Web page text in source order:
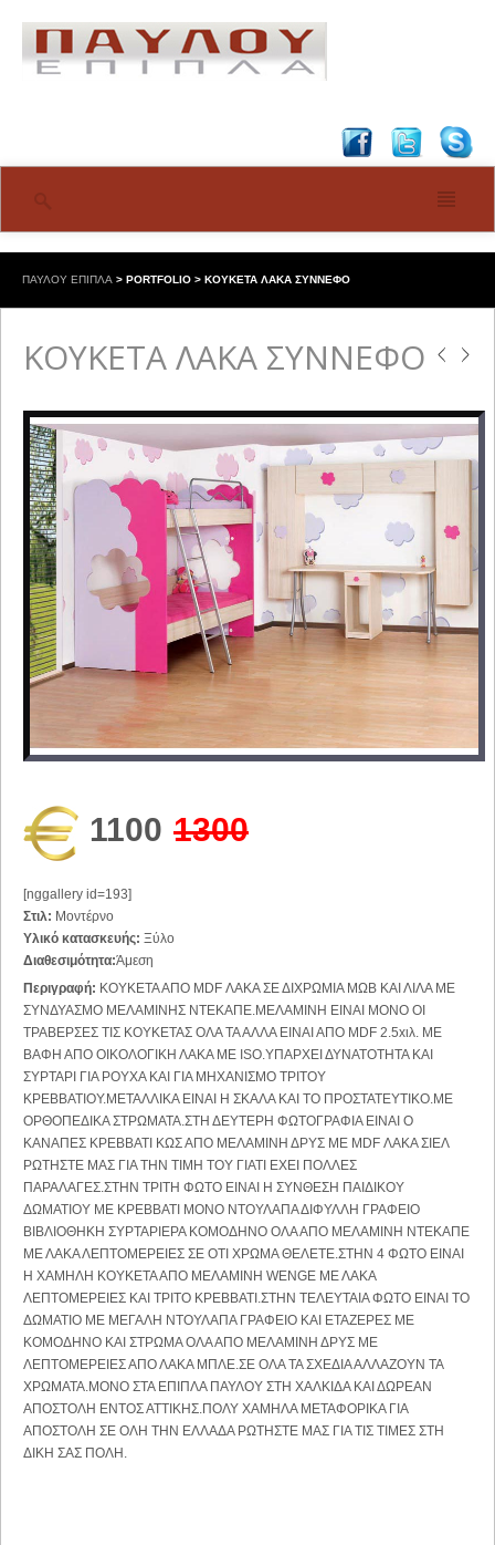
ΠΑΥΛΟΥ ΕΠΙΠΛΑ > PORTFOLIO > ΚΟΥΚΕΤΑ ΛΑΚΑ ΣΥΝΝΕΦΟ
ΚΟΥΚΕΤΑ ΛΑΚΑ ΣΥΝΝΕΦΟ
1100 1300
[nggallery id=193]
Στιλ: Μοντέρνο
Υλικό κατασκευής: Ξύλο
Διαθεσιμότητα:Άμεση
Περιγραφή: ΚΟΥΚΕΤΑ ΑΠΟ MDF ΛΑΚΑ ΣΕ ΔΙΧΡΩΜΙΑ ΜΩΒ ΚΑΙ ΛΙΛΑ ΜΕ
ΣΥΝΔΥΑΣΜΟ ΜΕΛΑΜΙΝΗΣ ΝΤΕΚΑΠΕ.ΜΕΛΑΜΙΝΗ ΕΙΝΑΙ ΜΟΝΟ ΟΙ
ΤΡΑΒΕΡΣΕΣ ΤΙΣ ΚΟΥΚΕΤΑΣ ΟΛΑ ΤΑ ΑΛΛΑ ΕΙΝΑΙ ΑΠΟ MDF 2.5xιλ. ΜΕ
ΒΑΦΗ ΑΠΟ ΟΙΚΟΛΟΓΙΚΗ ΛΑΚΑ ΜΕ ISO.ΥΠΑΡΧΕΙ ΔΥΝΑΤΟΤΗΤΑ ΚΑΙ
ΣΥΡΤΑΡΙ ΓΙΑ ΡΟΥΧΑ ΚΑΙ ΓΙΑ ΜΗΧΑΝΙΣΜΟ ΤΡΙΤΟΥ
ΚΡΕΒΒΑΤΙΟΥ.ΜΕΤΑΛΛΙΚΑ EINAI H ΣΚΑΛΑ ΚΑΙ TO ΠΡΟΣΤΑΤΕΥΤΙΚΟ.ME
ΟΡΘΟΠΕΔΙΚΑ ΣΤΡΩΜΑΤΑ.ΣΤΗ ΔΕΥΤΕΡΗ ΦΩΤΟΓΡΑΦΙΑ ΕΙΝΑΙ Ο
ΚΑΝΑΠΕΣ ΚΡΕΒΒΑΤΙ ΚΩΣ ΑΠΟ ΜΕΛΑΜΙΝΗ ΔΡΥΣ ΜΕ MDF ΛΑΚΑ ΣΙΕΛ
ΡΩΤΗΣΤΕ ΜΑΣ ΓΙΑ ΤΗΝ ΤΙΜΗ ΤΟΥ ΓΙΑΤΙ ΕΧΕΙ ΠΟΛΛΕΣ
ΠΑΡΑΛΑΓΕΣ.ΣΤΗΝ ΤΡΙΤΗ ΦΩΤΟ ΕΙΝΑΙ Η ΣΥΝΘΕΣΗ ΠΑΙΔΙΚΟΥ
ΔΩΜΑΤΙΟΥ ΜΕ ΚΡΕΒΒΑΤΙ ΜΟΝΟ ΝΤΟΥΛΑΠΑ ΔΙΦΥΛΛΗ ΓΡΑΦΕΙΟ
ΒΙΒΛΙΟΘΗΚΗ ΣΥΡΤΑΡΙΕΡΑ ΚΟΜΟΔΗΝΟ ΟΛΑ ΑΠΟ ΜΕΛΑΜΙΝΗ ΝΤΕΚΑΠΕ
ΜΕ ΛΑΚΑ ΛΕΠΤΟΜΕΡΕΙΕΣ ΣΕ ΟΤΙ ΧΡΩΜΑ ΘΕΛΕΤΕ.ΣΤΗΝ 4 ΦΩΤΟ ΕΙΝΑΙ
Η ΧΑΜΗΛΗ ΚΟΥΚΕΤΑ ΑΠΟ ΜΕΛΑΜΙΝΗ WENGE ΜΕ ΛΑΚΑ
ΛΕΠΤΟΜΕΡΕΙΕΣ ΚΑΙ ΤΡΙΤΟ ΚΡΕΒΒΑΤΙ.ΣΤΗΝ ΤΕΛΕΥΤΑΙΑ ΦΩΤΟ ΕΙΝΑΙ ΤΟ
ΔΩΜΑΤΙΟ ΜΕ ΜΕΓΑΛΗ ΝΤΟΥΛΑΠΑ ΓΡΑΦΕΙΟ ΚΑΙ ΕΤΑΖΕΡΕΣ ΜΕ
ΚΟΜΟΔΗΝΟ ΚΑΙ ΣΤΡΩΜΑ ΟΛΑ ΑΠΟ ΜΕΛΑΜΙΝΗ ΔΡΥΣ ΜΕ
ΛΕΠΤΟΜΕΡΕΙΕΣ ΑΠΟ ΛΑΚΑ ΜΠΛΕ.ΣΕ ΟΛΑ ΤΑ ΣΧΕΔΙΑ ΑΛΛΑΖΟΥΝ ΤΑ
ΧΡΩΜΑΤΑ.ΜΟΝΟ ΣΤΑ ΕΠΙΠΛΑ ΠΑΥΛΟΥ ΣΤΗ ΧΑΛΚΙΔΑ ΚΑΙ ΔΩΡΕΑΝ
ΑΠΟΣΤΟΛΗ ΕΝΤΟΣ ΑΤΤΙΚΗΣ.ΠΟΛΥ ΧΑΜΗΛΑ ΜΕΤΑΦΟΡΙΚΑ ΓΙΑ
ΑΠΟΣΤΟΛΗ ΣΕ ΟΛΗ ΤΗΝ ΕΛΛΑΔΑ ΡΩΤΗΣΤΕ ΜΑΣ ΓΙΑ ΤΙΣ ΤΙΜΕΣ ΣΤΗ
ΔΙΚΗ ΣΑΣ ΠΟΛΗ.